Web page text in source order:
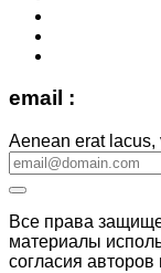
email :
Aenean erat lacus,
Все права
материалы
согласия